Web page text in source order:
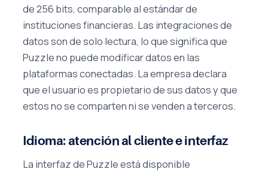
de 256 bits, comparable al estándar de
instituciones financieras. Las integraciones de
datos son de solo lectura, lo que significa que
Puzzle no puede modificar datos en las
plataformas conectadas. La empresa declara
que el usuario es propietario de sus datos y que
estos no se comparten ni se venden a terceros.
Idioma: atención al cliente e interfaz
La interfaz de Puzzle está disponible